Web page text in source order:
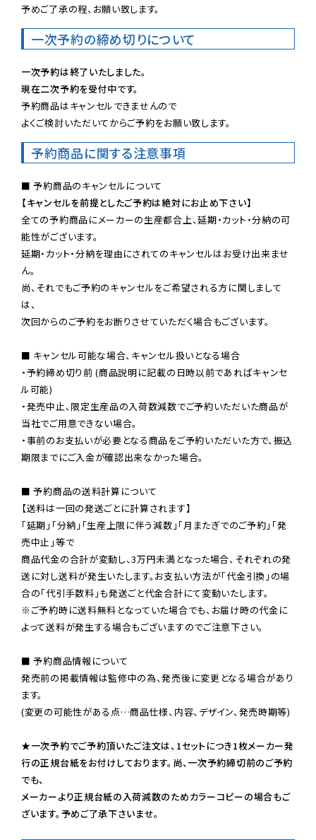
予めご了承の程、お願い致します。
一次予約の締め切りについて
一次予約は終了いたしました。
現在二次予約を受付中です。
予約商品はキャンセルできませんので
よくご検討いただいてからご予約をお願い致します。
予約商品に関する注意事項
【キャンセルを前提としたご予約は絶対にお止め下さい】
全ての予約商品にメーカーの生産都合上、延期・カット・分納の可
能性がございます。
延期・カット・分納を理由にされてのキャンセルはお受け出来ませ
ん。
尚、それでもご予約のキャンセルをご希望される方に関しまして
は、
次回からのご予約をお断りさせていただく場合もございます。
■ キャンセル可能な場合、キャンセル扱いとなる場合
・予約締め切り前 (商品説明に記載の日時以前であればキャンセ
ル可能)
・発売中止、限定生産品の入荷数減数でご予約いただいた商品が
当社でご用意できない場合。
・事前のお支払いが必要となる商品をご予約いただいた方で、振込
期限までにご入金が確認出来なかった場合。
■ 予約商品の送料計算について
【送料は一回の発送ごとに計算されます】
「延期」「分納」「生産上限に伴う減数」「月またぎでのご予約」「発
売中止」等で
商品代金の合計が変動し、3万円未満となった場合、それぞれの発
送に対し送料が発生いたします。お支払い方法が「代金引換」の場
※ご予約時に送料無料となっていた場合でも、お届け時の代金に
よって送料が発生する場合もございますのでご注意下さい。
■ 予約商品情報について
発売前の掲載情報は監修中の為、発売後に変更となる場合があり
ます。
(変更の可能性がある点…商品仕様、内容、デザイン、発売時期等)
★一次予約でご予約頂いたご注文は、1セットにつき1枚メーカー発
行の正規台紙をお付けしております。尚、一次予約締切前のご予約
でも、
メーカーより正規台紙の入荷減数のためカラーコピーの場合もご
ざいます。予めご了承下さいませ。